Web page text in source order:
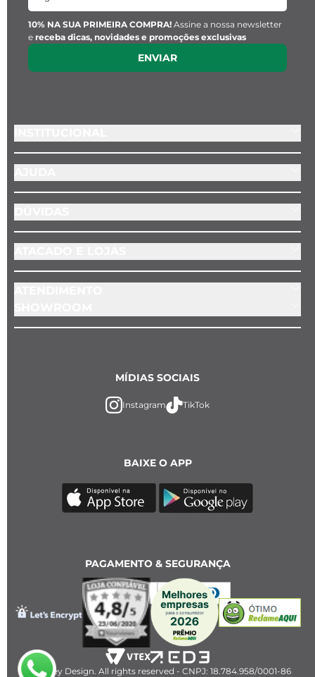
10% NA SUA PRIMEIRA COMPRA! Assine a nossa newsletter
e receba dicas, novidades e promoções exclusivas
ENVIAR
BAIXE O APP
MÍDIAS SOCIAIS
Instagram TikTok
PAGAMENTO & SEGURANÇA
2023 Key Design. All rights reserved - CNPJ: 18.784.958/0001-86